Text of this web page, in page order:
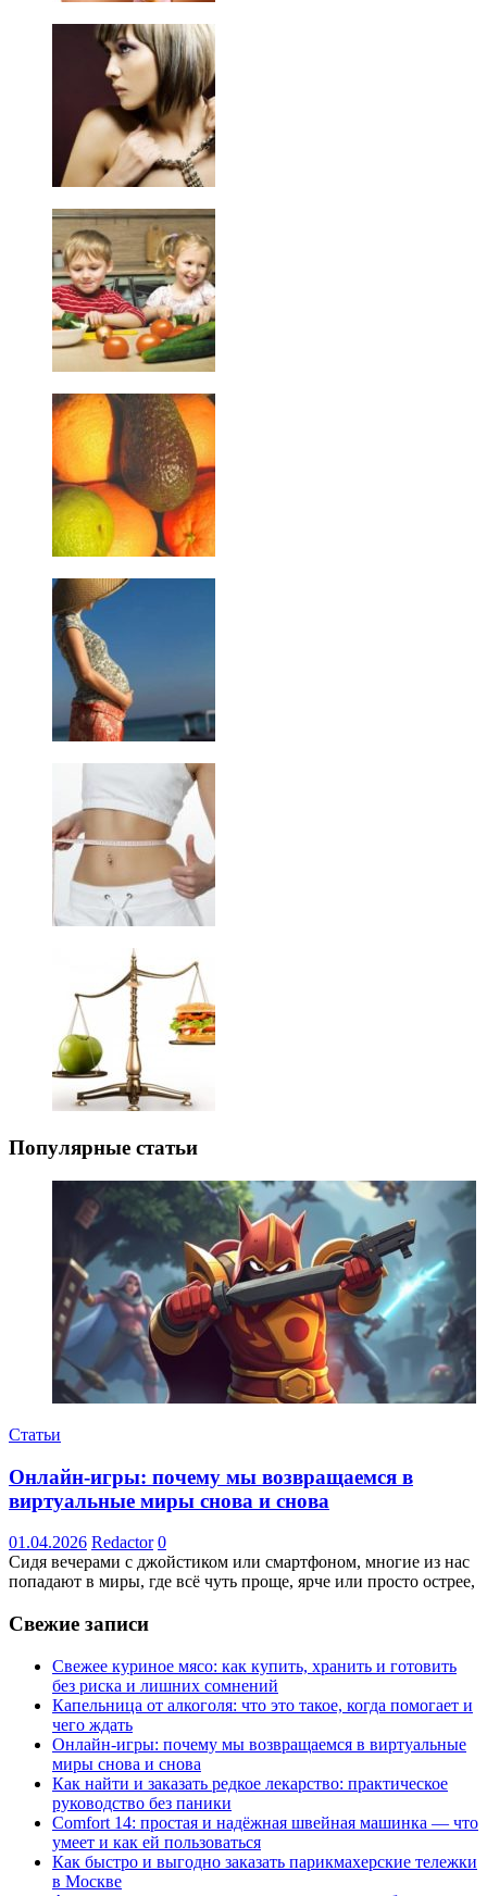
Популярные статьи
Статьи
Онлайн-игры: почему мы возвращаемся в
виртуальные миры снова и снова
01.04.2026 Redactor 0
Сидя вечерами с джойстиком или смартфоном, многие из нас
попадают в миры, где всё чуть проще, ярче или просто острее,
Свежие записи
Свежее куриное мясо: как купить, хранить и готовить
без риска и лишних сомнений
Капельница от алкоголя: что это такое, когда помогает и
чего ждать
Онлайн-игры: почему мы возвращаемся в виртуальные
миры снова и снова
Как найти и заказать редкое лекарство: практическое
руководство без паники
Comfort 14: простая и надёжная швейная машинка — что
умеет и как ей пользоваться
Как быстро и выгодно заказать парикмахерские тележки
в Москве